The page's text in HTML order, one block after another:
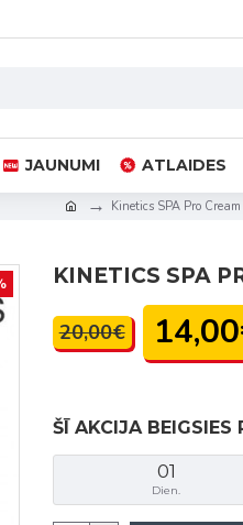
JAUNUMI ATLAIDES
Kinetics SPA Pro
KINETICS SPA
ŠĪ AKCIJA BEIGSIES
01
Dien.
20,00€